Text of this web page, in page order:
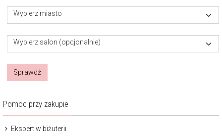
Wybierz miasto
Wybierz salon (opcjonalnie)
Sprawdź
Pomoc przy zakupie
Ekspert w biżuterii